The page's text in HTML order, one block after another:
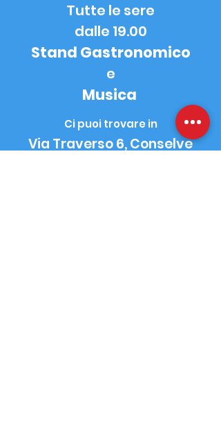
Tutte le sere
dalle 19.00
Stand Gastronomico
e
Musica
Ci puoi trovare in
Via Traverso 6, Conselve